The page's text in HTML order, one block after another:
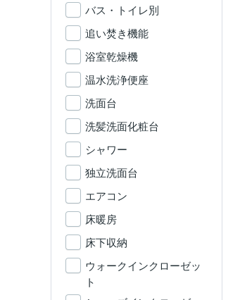
バス・トイレ別
追い焚き機能
浴室乾燥機
温水洗浄便座
洗面台
洗髪洗面化粧台
シャワー
独立洗面台
エアコン
床暖房
床下収納
ウォークインクローゼッ
ト